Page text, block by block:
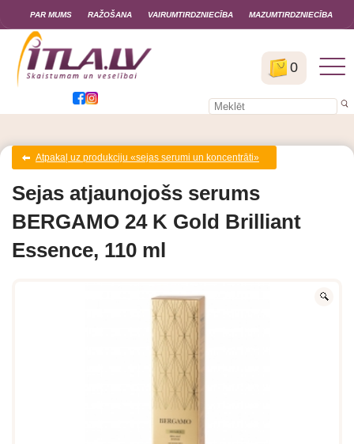
0
PAR MUMS RAŽOŠANA VAIRUMTIRDZNIECĪBA MAZUMTIRDZNIECĪBA
Atpakaļ uz produkciju «sejas serumi un koncentrāti»
Sejas atjaunojošs serums
BERGAMO 24 K Gold Brilliant
Essence, 110 ml